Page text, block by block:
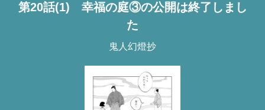
第20話(1) 幸福の庭③の公開は終了しまし
た
鬼人幻燈抄